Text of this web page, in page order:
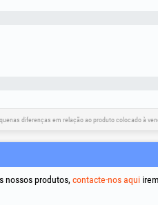
diferenças em relação ao produto colocado à
Termos e condições
nossos produtos, contacte-nos aqui